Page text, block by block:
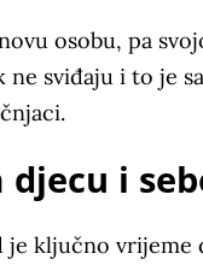
osobu, pa
sviđaju i to je
i
ključno